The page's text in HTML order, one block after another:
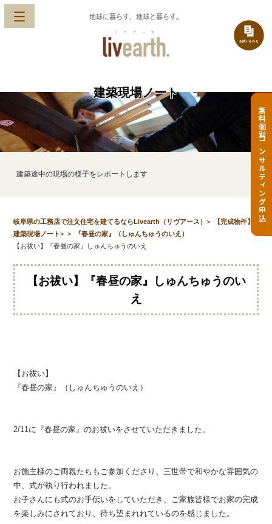
地球に暮らす、地球と暮らす。
無料個別コンサルティング申込
建築現場ノート
建築途中の現場の様子をレポートします
岐阜県の工務店で注文住宅を建てるならLivearth（リヴアース）>
建築現場ノート>
【完成物件】
『春昼の家』（しゅんちゅうのいえ）
>
【お祓い】『春昼の家』しゅんちゅうのいえ
【お祓い】『春昼の家』しゅんちゅうのい
え
【お祓い】
『春昼の家』（しゅんちゅうのいえ）
2/11に『春昼の家』のお祓いをさせていただきました。
お施主様のご両親たちもご参加くださり、三世帯で和やかな雰囲気の
中、式が執り行われました。
お子さんにも式のお手伝いをしていただき、ご家族皆様でお家の完成
を楽しみにされており、待ち望まれれているのを感じました。